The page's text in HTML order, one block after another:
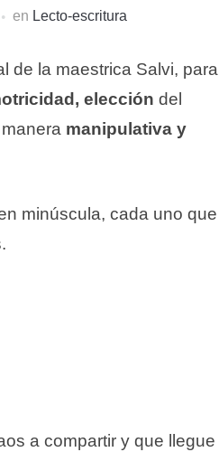
en Lecto-escritura
de la maestrica Salvi, para
elección del
manipulativa y
minúscula, cada uno que
a compartir y que llegue